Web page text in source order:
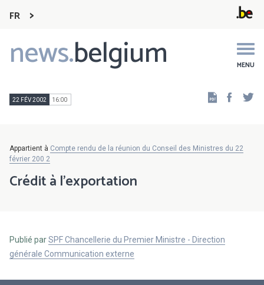
FR
news.belgium MENU
Main
navigation
22 FÉV 2002 16:00
Appartient à Compte rendu de la réunion du Conseil des Ministres du 22
février 200 2
Crédit à l'exportation
Publié parSPF Chancellerie du Premier Ministre - Direction
générale Communication externe